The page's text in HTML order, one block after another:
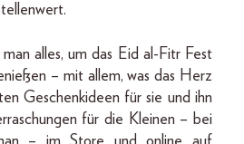
alles, um das Eid al-Fitr Fest
– mit allem, was das Herz
Geschenkideen für sie und ihn
für die Kleinen – bei